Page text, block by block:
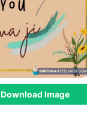
Download Image